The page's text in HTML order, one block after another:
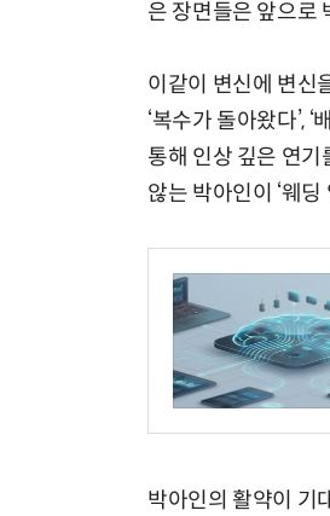
은 장면들은 앞으로
이같이 변신에 변신
‘복수가 돌아왔다’, ‘
통해 인상 깊은 연기
않는 박아인이 ‘웨
박아인의 활약이 기